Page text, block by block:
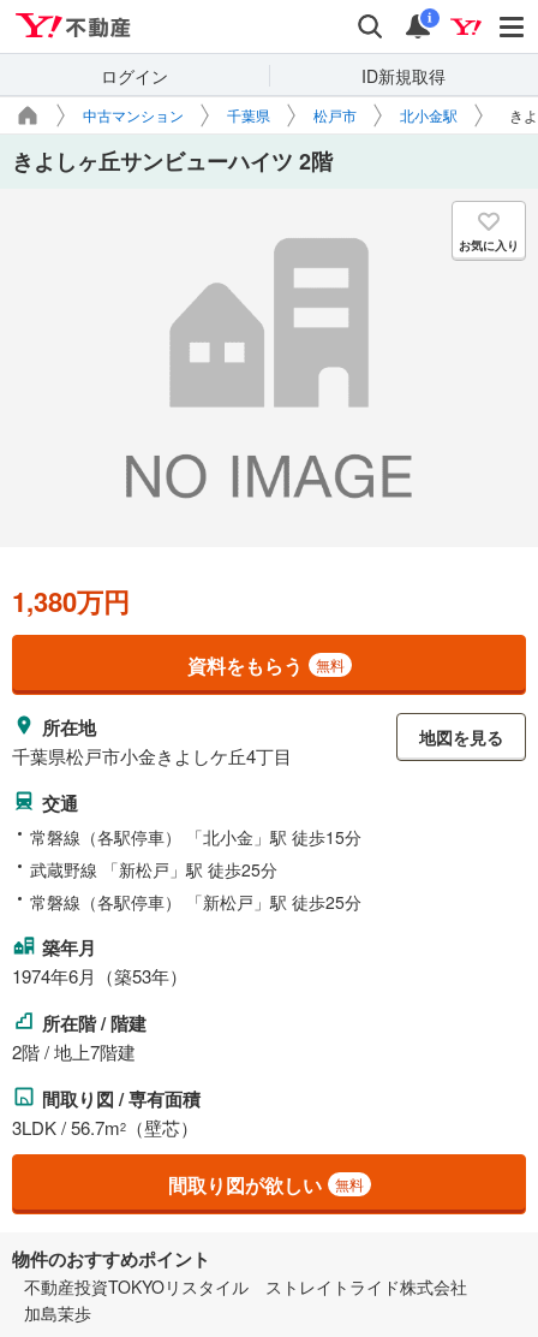
検索 通知
i
ログイン ID新規取得
中古マンション 千葉県 松戸市 北小金駅 き
きよしヶ丘サンビューハイツ 2階
お気に入り
1,380万円
資料をもらう 無料
所在地
千葉県松戸市小金きよしケ丘4丁目
地図を見る
交通
常磐線（各駅停車） 「北小金」駅 徒歩15分
武蔵野線 「新松戸」駅 徒歩25分
常磐線（各駅停車） 「新松戸」駅 徒歩25分
築年月
1974年6月（築53年）
所在階 / 階建
2階 / 地上7階建
間取り図 / 専有面積
3LDK / 56.7m2 （壁芯）
間取り図が欲しい 無料
物件のおすすめポイント
不動産投資TOKYOリスタイル ストレイトライド株式会社
加島茉歩